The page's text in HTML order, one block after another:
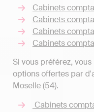
Cabinets
Cabinets
Cabinets
Cabinets
Si vous préférez,
options offertes par
Moselle (54).
Cabinets